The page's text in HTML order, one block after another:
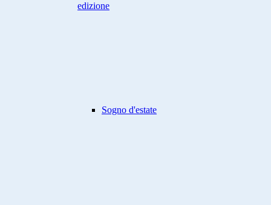
edizione
Sogno d'estate